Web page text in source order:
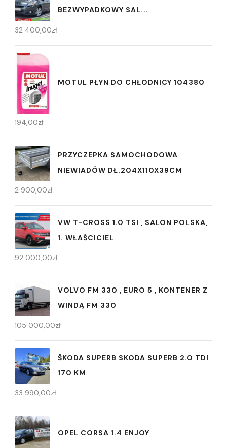
BEZWYPADKOWY SAL...
32 400,00zł
MOTUL PŁYN DO CHŁODNICY 104380
194,00zł
PRZYCZEPKA SAMOCHODOWA
NIEWIADÓW DŁ.204X110X39CM
2 900,00zł
VW T-CROSS 1.0 TSI , SALON POLSKA,
1. WŁAŚCICIEL
92 000,00zł
VOLVO FM 330 , EURO 5 , KONTENER Z
WINDĄ FM 330
105 000,00zł
ŠKODA SUPERB SKODA SUPERB 2.0 TDI
170 KM
33 990,00zł
OPEL CORSA 1.4 ENJOY